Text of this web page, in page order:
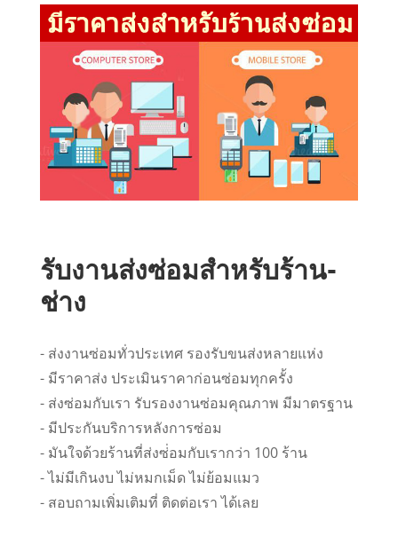
รับงานส่งซ่อมสำหรับร้าน-
ช่าง
- ส่งงานซ่อมทั่วประเทศ รองรับขนส่งหลายแห่ง
- มีราคาส่ง ประเมินราคาก่อนซ่อมทุกครั้ง
- ส่งซ่อมกับเรา รับรองงานซ่อมคุณภาพ มีมาตรฐาน
- มีประกันบริการหลังการซ่อม
- มันใจด้วยร้านที่ส่งซ่่อมกับเรากว่า 100 ร้าน
- ไม่มีเกินงบ ไม่หมกเม็ด ไม่ย้อมแมว
- สอบถามเพิ่มเติมที่ ติดต่อเรา ได้เลย